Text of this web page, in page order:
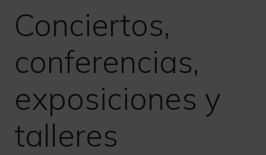
Conciertos,
conferencias,
exposiciones y
talleres